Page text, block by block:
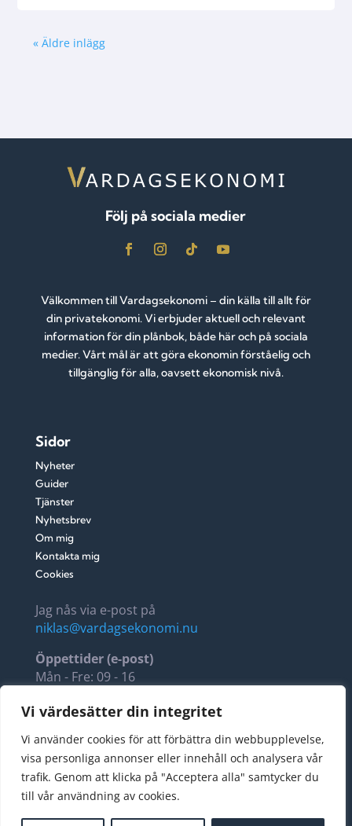
Vi värdesätter din integritet
Vi använder cookies för att förbättra din webbupplevelse,
visa personliga annonser eller innehåll och analysera vår
trafik. Genom att klicka på "Acceptera alla" samtycker du
till vår användning av cookies.
« Äldre inlägg
Följ på sociala medier
Välkommen till Vardagsekonomi – din källa till allt för
din privatekonomi. Vi erbjuder aktuell och relevant
information för din plånbok, både här och på sociala
medier. Vårt mål är att göra ekonomin förståelig och
tillgänglig för alla, oavsett ekonomisk nivå.
Sidor
Nyheter
Guider
Tjänster
Nyhetsbrev
Om mig
Kontakta mig
Cookies
Jag nås via e-post på
niklas@vardagsekonomi.nu
Öppettider (e-post)
Mån - Fre: 09 - 16
Fellus AB, 5594288564
Stora Torggatan 22
274 34 Skurup
Sverige